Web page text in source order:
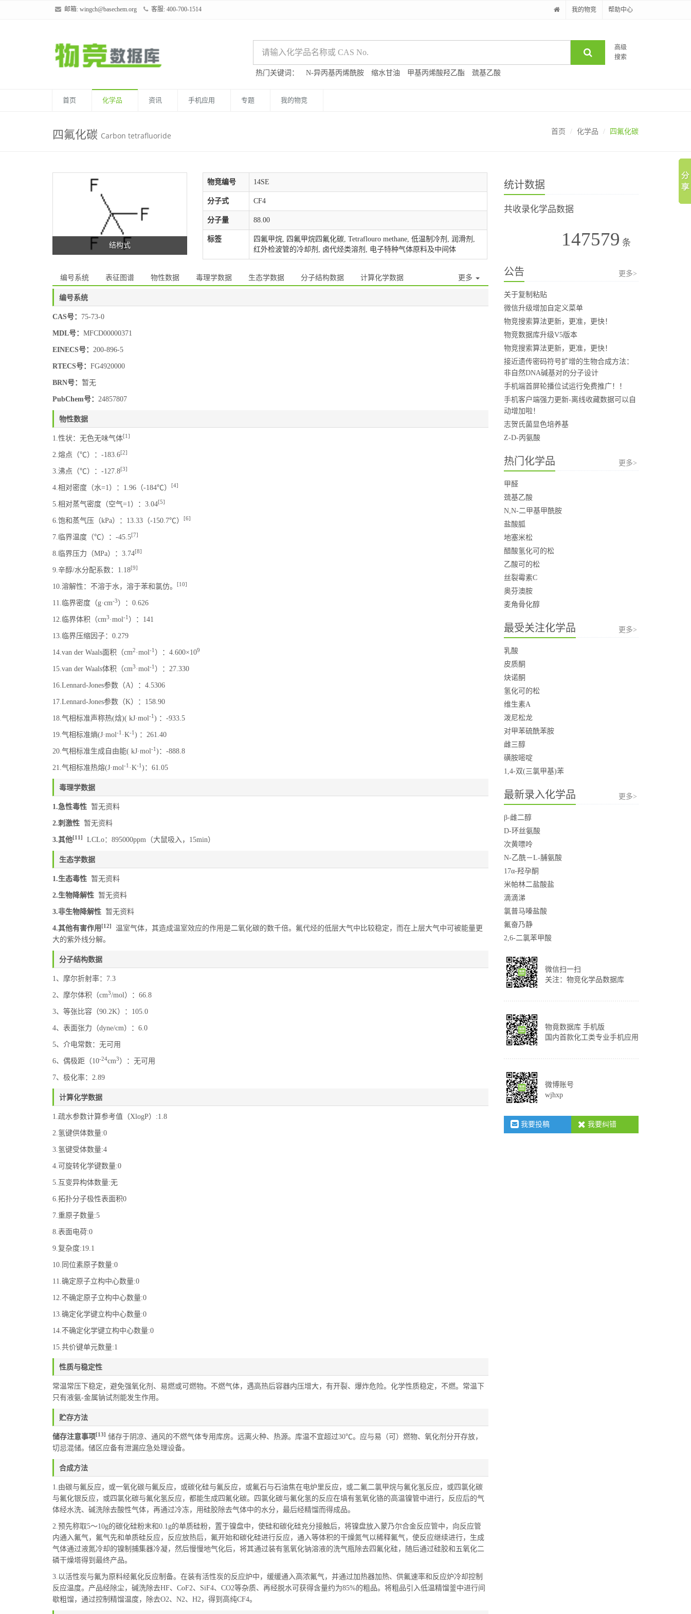
邮箱: wingch@basechem.org 客服: 400-700-1514 我的物竞 帮助中心
高级
搜索
热门关键词： N-异丙基丙烯酰胺 缩水甘油 甲基丙烯酸羟乙酯 巯基乙酸
首页 化学品 资讯 手机应用 专题 我的物竞
四氟化碳 Carbon tetrafluoride 首页 化学品 四氟化碳
结构式
物竞编号 14SE
分子式 CF4
分子量 88.00
标签
四氟甲烷, 四氟甲烷四氟化碳, Tetraflouro methane, 低温制冷剂, 润滑剂,
红外检波管的冷却剂, 卤代烃类溶剂, 电子特种气体原料及中间体
编号系统 表征图谱 物性数据 毒理学数据 生态学数据 分子结构数据 计算化学数据 更多
编号系统
CAS号： 75-73-0
MDL号： MFCD00000371
EINECS号： 200-896-5
RTECS号： FG4920000
BRN号： 暂无
PubChem号： 24857807
物性数据
1.性状：无色无味气体[1]
2.熔点（℃）：-183.6[2]
3.沸点（℃）：-127.8[3]
4.相对密度（水=1）：1.96（-184℃） [4]
5.相对蒸气密度（空气=1）：3.04[5]
6.饱和蒸气压（kPa）：13.33（-150.7℃） [6]
7.临界温度（℃）：-45.5[7]
8.临界压力（MPa）：3.74[8]
9.辛醇/水分配系数：1.18[9]
10.溶解性：不溶于水，溶于苯和氯仿。 [10]
11.临界密度（g·cm-3）：0.626
12.临界体积（cm3·mol-1 ）：141
13.临界压缩因子：0.279
14.van der Waals面积（cm2·mol-1 ）：4.600×109
15.van der Waals体积（cm3·mol-1 ）：27.330
16.Lennard-Jones参数（A）：4.5306
17.Lennard-Jones参数（K）：158.90
18.气相标准声称热(焓)( kJ·mol-1 ) ：-933.5
19.气相标准熵(J·mol-1 ·K-1 ) ：261.40
20.气相标准生成自由能( kJ·mol-1 )：-888.8
21.气相标准热熔(J·mol-1 ·K-1 )：61.05
毒理学数据
1.急性毒性 暂无资料
2.刺激性 暂无资料
3.其他[11] LCLo：895000ppm（大鼠吸入，15min）
生态学数据
1.生态毒性 暂无资料
2.生物降解性 暂无资料
3.非生物降解性 暂无资料
4.其他有害作用 [12]
温室气体，其造成温室效应的作用是二氧化碳的数千倍。氟代烃的低层大气中比较稳定，而在上层大气中可被能量更
大的紫外线分解。
分子结构数据
1、摩尔折射率：7.3
2、摩尔体积（cm3/mol）：66.8
3、等张比容（90.2K）：105.0
4、表面张力（dyne/cm）：6.0
5、介电常数：无可用
6、偶极距（10-24cm3）：无可用
7、极化率：2.89
计算化学数据
1.疏水参数计算参考值（XlogP）:1.8
2.氢键供体数量:0
3.氢键受体数量:4
4.可旋转化学键数量:0
5.互变异构体数量:无
6.拓扑分子极性表面积0
7.重原子数量:5
8.表面电荷:0
9.复杂度:19.1
10.同位素原子数量:0
11.确定原子立构中心数量:0
12.不确定原子立构中心数量:0
13.确定化学键立构中心数量:0
14.不确定化学键立构中心数量:0
15.共价键单元数量:1
性质与稳定性
常温常压下稳定，避免强氧化剂、易燃或可燃物。不燃气体，遇高热后容器内压增大，有开裂、爆炸危险。化学性质稳定，不燃。常温下
只有液氨-金属钠试剂能发生作用。
贮存方法
储存注意事项 [13] 储存于阴凉、通风的不燃气体专用库房。远离火种、热源。库温不宜超过30℃。应与易（可）燃物、氧化剂分开存放，
切忌混储。储区应备有泄漏应急处理设备。
合成方法
1.由碳与氟反应，或一氧化碳与氟反应，或碳化硅与氟反应，或氟石与石油焦在电炉里反应，或二氟二氯甲烷与氟化氢反应，或四氯化碳
与氟化银反应，或四氯化碳与氟化氢反应，都能生成四氟化碳。四氯化碳与氟化氢的反应在填有氢氧化铬的高温镍管中进行，反应后的气
体经水洗、碱洗除去酸性气体，再通过冷冻，用硅胶除去气体中的水分，最后经精馏而得成品。
2.预先称取5～10g的碳化硅粉末和0.1g的单质硅粉，置于镍盘中，使硅和碳化硅充分接触后，将镍盘放入蒙乃尔合金反应管中，向反应管
内通入氟气，氟气先和单质硅反应，反应放热后，氟开始和碳化硅进行反应，通入等体积的干燥氮气以稀释氟气，使反应继续进行，生成
气体通过液氮冷却的镍制捕集器冷凝，然后慢慢地气化后，将其通过装有氢氧化钠溶液的洗气瓶除去四氟化硅，随后通过硅胶和五氧化二
磷干燥塔得到最终产品。
3.以活性炭与氟为原料经氟化反应制备。在装有活性炭的反应炉中，缓缓通入高浓氟气，并通过加热器加热、供氟速率和反应炉冷却控制
反应温度。产品经除尘，碱洗除去HF、CoF2、SiF4、CO2等杂质、再经脱水可获得含量约为85%的粗品。将粗品引入低温精馏釜中进行间
歇粗馏，通过控制精馏温度，除去O2、N2、H2，得到高纯CF4。
统计数据
共收录化学品数据
147579 条
公告 更多>
关于复制粘贴
微信升级增加自定义菜单
物竞搜索算法更新，更准，更快！
物竞数据库升级V5版本
物竞搜索算法更新，更准，更快！
接近遗传密码符号扩增的生物合成方法：
非自然DNA碱基对的分子设计
手机端首屏轮播位试运行免费推广！！
手机客户端强力更新-离线收藏数据可以自
动增加啦！
志贺氏菌显色培养基
Z-D-丙氨酸
热门化学品 更多>
甲醛
巯基乙酸
N,N-二甲基甲酰胺
盐酸胍
地塞米松
醋酸氢化可的松
乙酸可的松
丝裂霉素C
奥芬澳胺
麦角骨化醇
最受关注化学品 更多>
乳酸
皮质酮
炔诺酮
氢化可的松
维生素A
泼尼松龙
对甲苯硫酰苯胺
雌三醇
磺胺嘧啶
1,4-双(三氯甲基)苯
最新录入化学品 更多>
β-雌二醇
D-环丝氨酸
次黄嘌呤
N-乙酰－L-脯氨酸
17α-羟孕酮
米帕林二盐酸盐
滴滴涕
氯普马嗪盐酸
氟奋乃静
2,6-二氯苯甲酸
微信扫一扫
关注：物竞化学品数据库
物竟数据库 手机版
国内首款化工类专业手机应用
微博账号
wjhxp
我要投稿 我要纠错